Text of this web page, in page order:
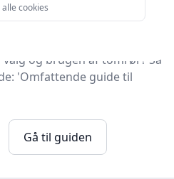
noget specifikt eller gratis
det hele i vores liste.
og brugen af tomrør? Så
'Omfattende guide til
Gå til guiden
cookies